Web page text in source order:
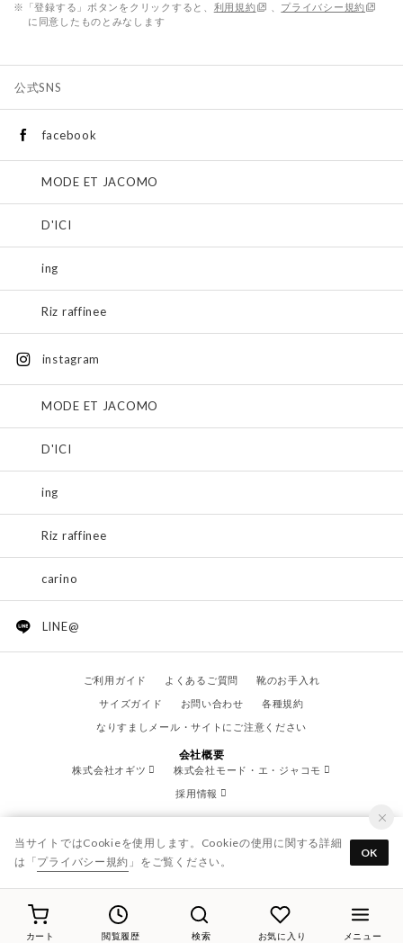
カート 閲覧履歴 検索 お気に入り メニュー
※「登録する」ボタンをクリックすると、 利用規約
プライバシー規約
に同意したものとみなします
公式SNS
facebook
MODE ET JACOMO
D'ICI
ing
Riz raffinee
instagram
MODE ET JACOMO
D'ICI
ing
Riz raffinee
carino
LINE@
ご利用ガイド よくあるご質問
靴のお手入れ
サイズガイド
お問い合わせ
各種規約
なりすましメール・サイトにご注意ください
会社概要
株式会社オギツ
株式会社モード・エ・ジャコモ
採用情報
© OGITSU CO.,LTD. / All Right Reserved.
当サイトではCookieを使用します。Cookieの使用に関する詳細
は「プライバシー規約 」をご覧ください。
OK